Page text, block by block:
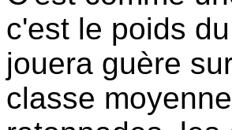
c'est le poids
jouera guère
classe